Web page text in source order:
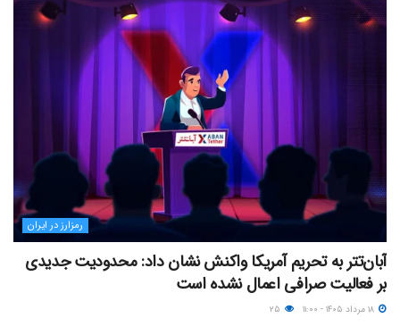
رمزارز در ایران
آبان‌تتر به تحریم آمریکا واکنش نشان داد: محدودیت جدیدی
بر فعالیت صرافی اعمال نشده است